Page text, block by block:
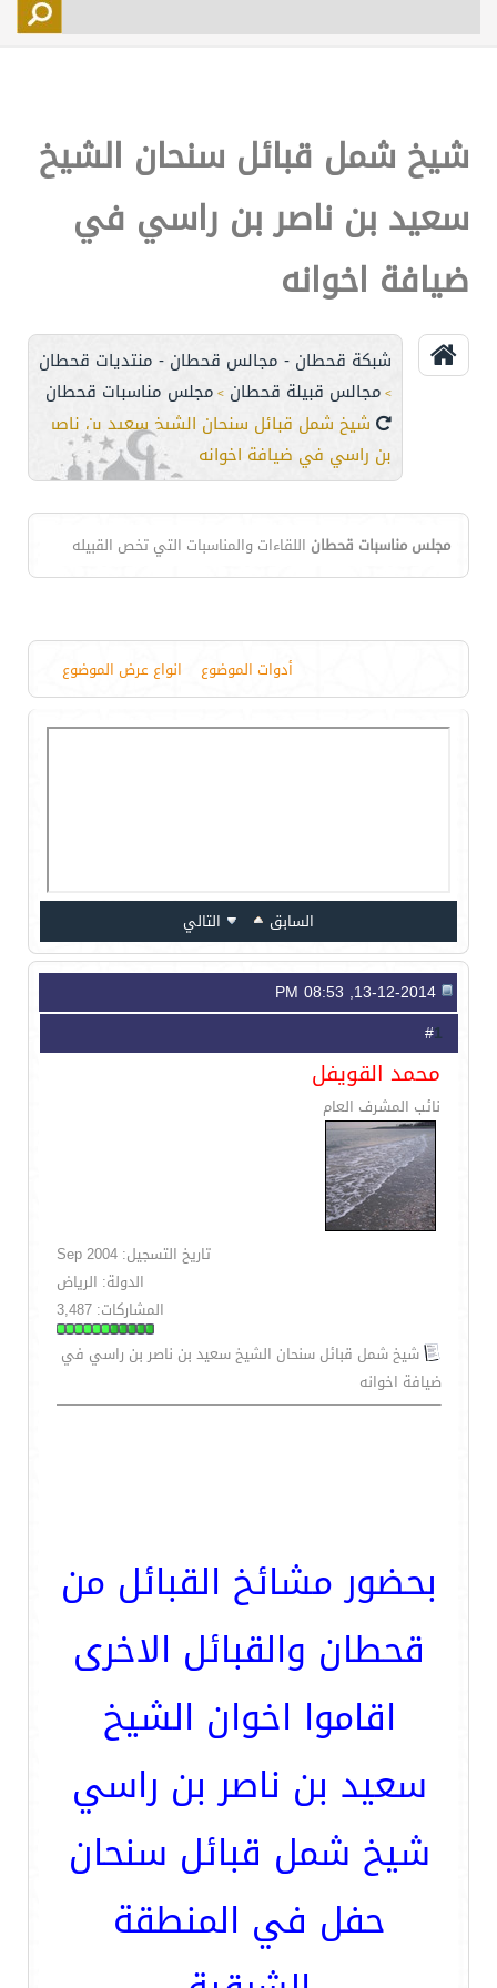
اتصل بنا
شيخ شمل قبائل سنحان الشيخ
سعيد بن ناصر بن راسي في
ضيافة اخوانه
شبكة قحطان - مجالس قحطان - منتديات قحطان
> مجالس قبيلة قحطان > مجلس مناسبات قحطان
شيخ شمل قبائل سنحان الشيخ سعيد بن ناصر
بن راسي في ضيافة اخوانه
مجلس مناسبات قحطان اللقاءات والمناسبات التي تخص القبيله
أدوات الموضوع انواع عرض الموضوع
السابق التالي
1
محمد القويفل
نائب المشرف العام
تاريخ التسجيل: Sep 2004
الدولة: الرياض
المشاركات: 3,487
شيخ شمل قبائل سنحان الشيخ سعيد بن ناصر بن راسي في
ضيافة اخوانه
بحضور مشائخ القبائل من
قحطان والقبائل الاخرى
اقاموا اخوان الشيخ
سعيد بن ناصر بن راسي
شيخ شمل قبائل سنحان
حفل في المنطقة